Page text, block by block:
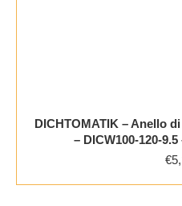
DICHTOMATIK – Anello
– DICW100-120-
€